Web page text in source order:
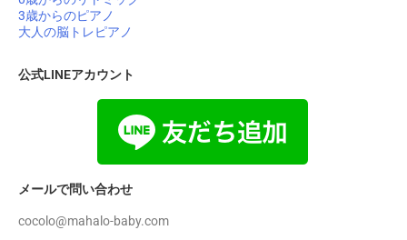
3歳からのピアノ
大人の脳トレピアノ
公式LINEアカウント
メールで問い合わせ
cocolo@mahalo-baby.com